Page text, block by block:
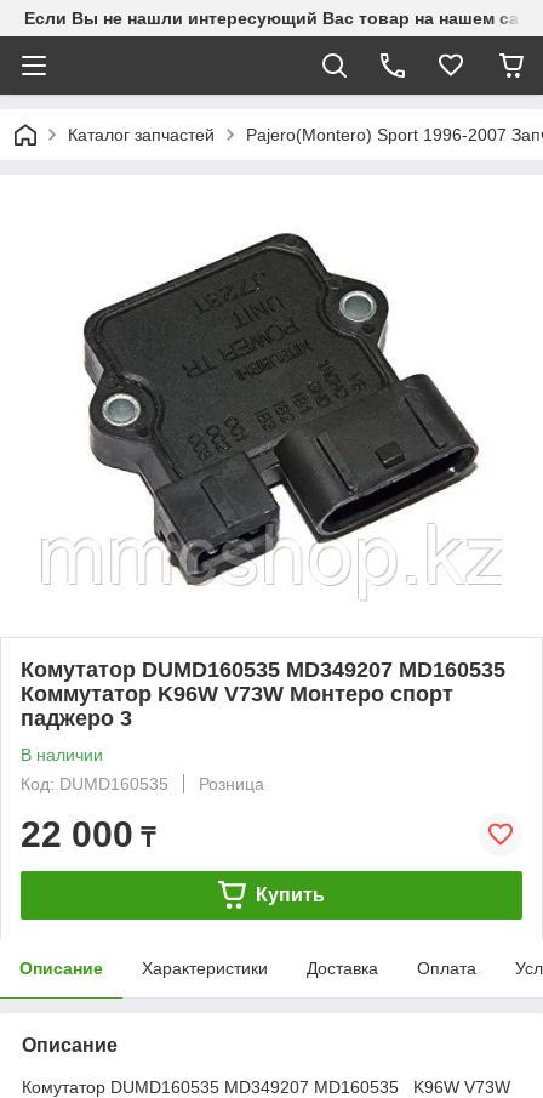
Если Вы не нашли интересующий Вас товар на нашем
Каталог запчастей Pajero(Montero) Sport 1996-2007
Комутатор DUMD160535 MD349207 MD160535
Коммутатор K96W V73W Монтеро спорт
паджеро 3
В наличии
Код: DUMD160535
Розница
22 000 ₸
Купить
Описание Характеристики Доставка Оплата
Описание
Комутатор DUMD160535 MD349207 MD160535 K96W V73W